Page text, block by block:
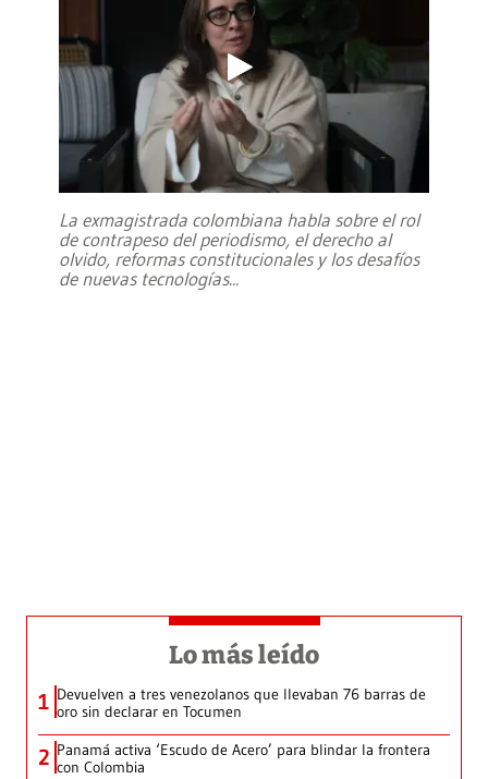
La exmagistrada colombiana habla sobre el rol
de contrapeso del periodismo, el derecho al
olvido, reformas constitucionales y los desafíos
de nuevas tecnologías...
Lo más leído
1 Devuelven a tres venezolanos que llevaban 76 barras de
oro sin declarar en Tocumen
2 Panamá activa ‘Escudo de Acero’ para blindar la frontera
con Colombia